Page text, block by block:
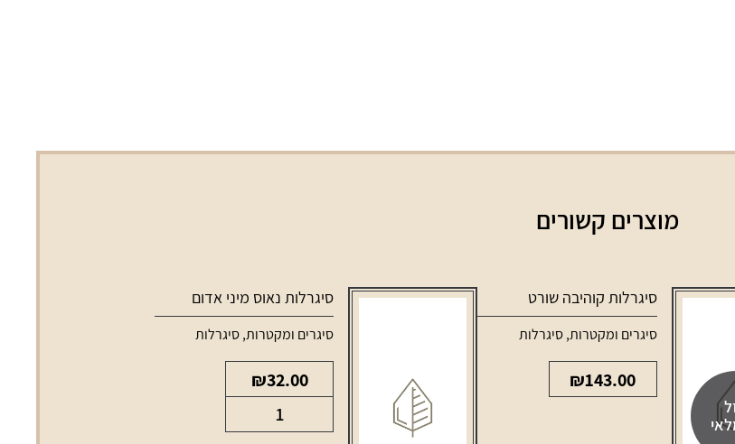
מוצרים קשורים
סיגרלות קוהיבה שורט
סיגרים ומקטרות,סיגרלות
₪143.00
סיגרלות נאוס מיני אדום
סיגרים ומקטרות,סיגרלות
₪32.00
של